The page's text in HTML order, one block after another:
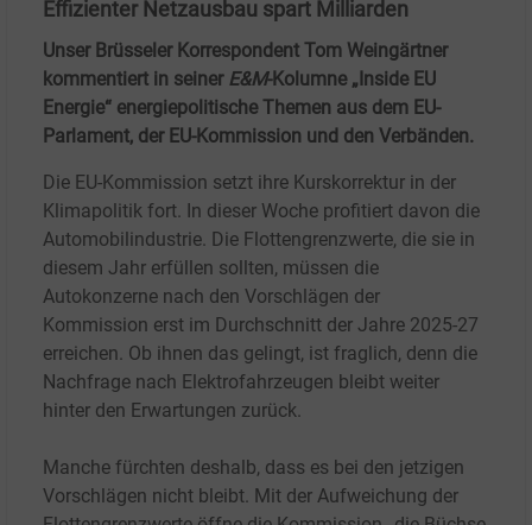
Effizienter Netzausbau spart Milliarden
Unser Brüsseler Korrespondent Tom Weingärtner
kommentiert in seiner E&M-Kolumne „Inside EU
Energie“ energiepolitische Themen aus dem EU-
Parlament, der EU-Kommission und den Verbänden.
Die EU-Kommission setzt ihre Kurskorrektur in der
Klimapolitik fort. In dieser Woche profitiert davon die
Automobilindustrie. Die Flottengrenzwerte, die sie in
diesem Jahr erfüllen sollten, müssen die
Autokonzerne nach den Vorschlägen der
Kommission erst im Durchschnitt der Jahre 2025-27
erreichen. Ob ihnen das gelingt, ist fraglich, denn die
Nachfrage nach Elektrofahrzeugen bleibt weiter
hinter den Erwartungen zurück.
Manche fürchten deshalb, dass es bei den jetzigen
Vorschlägen nicht bleibt. Mit der Aufweichung der